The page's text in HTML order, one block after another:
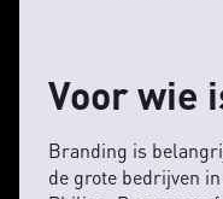
Voor wie
Branding is
de grote bedrijven